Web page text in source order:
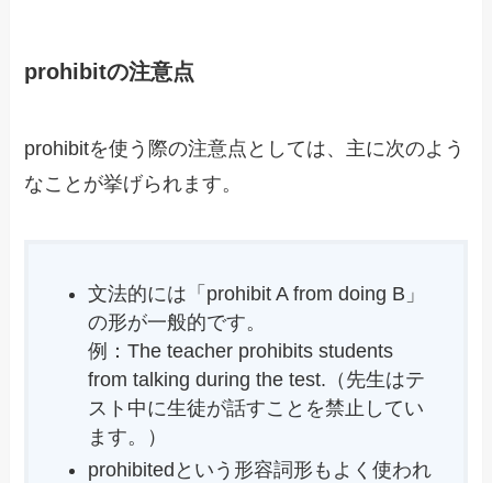
prohibitの注意点
prohibitを使う際の注意点としては、主に次のよう
なことが挙げられます。
文法的には「prohibit A from doing B」
の形が一般的です。
例：The teacher prohibits students
from talking during the test.（先生はテ
スト中に生徒が話すことを禁止してい
ます。）
prohibitedという形容詞形もよく使われ